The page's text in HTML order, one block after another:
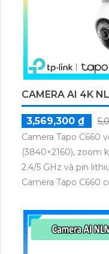
CAMERA AI 4K
3,569,300 ₫
Camera Tapo C660
(3840×2160), zoom
2.4/5 GHz và pin
Camera Tapo C660
thú cưng, phương
GB.